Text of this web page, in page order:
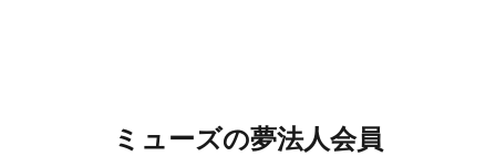
ミューズの夢法人会員